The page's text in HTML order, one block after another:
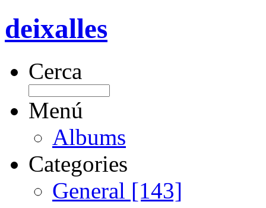
deixalles
Cerca
Menú
Albums
Categories
General [143]